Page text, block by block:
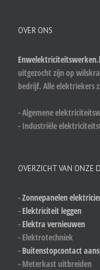
OVER ONS
uitgezocht zijn op
bedrijf. Alle elektriekers
- Algemene
- Industriële
OVERZICHT VAN ONZE
-Zonnepanelen
- Elektriciteit leggen
- Elektra vernieuwen
- Elektrotechniek
- Buitenstopcontact
- Meterkast uitbreiden